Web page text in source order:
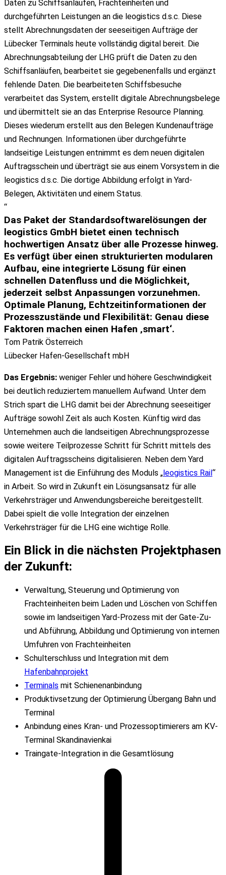
Daten zu Schiffsanläufen, Frachteinheiten und
durchgeführten Leistungen an die leogistics d.s.c. Diese
stellt Abrechnungsdaten der seeseitigen Aufträge der
Lübecker Terminals heute vollständig digital bereit. Die
Abrechnungsabteilung der LHG prüft die Daten zu den
Schiffsanläufen, bearbeitet sie gegebenenfalls und ergänzt
fehlende Daten. Die bearbeiteten Schiffsbesuche
verarbeitet das System, erstellt digitale Abrechnungsbelege
und übermittelt sie an das Enterprise Resource Planning.
Dieses wiederum erstellt aus den Belegen Kundenaufträge
und Rechnungen. Informationen über durchgeführte
landseitige Leistungen entnimmt es dem neuen digitalen
Auftragsschein und überträgt sie aus einem Vorsystem in die
leogistics d.s.c. Die dortige Abbildung erfolgt in Yard-
Belegen, Aktivitäten und einem Status.
“
Das Paket der Standardsoftwarelösungen der
leogistics GmbH bietet einen technisch
hochwertigen Ansatz über alle Prozesse hinweg.
Es verfügt über einen strukturierten modularen
Aufbau, eine integrierte Lösung für einen
schnellen Datenfluss und die Möglichkeit,
jederzeit selbst Anpassungen vorzunehmen.
Optimale Planung, Echtzeitinformationen der
Prozesszustände und Flexibilität: Genau diese
Faktoren machen einen Hafen ‚smart‘.
Tom Patrik Österreich
Lübecker Hafen-Gesellschaft mbH
Das Ergebnis: weniger Fehler und höhere Geschwindigkeit
bei deutlich reduziertem manuellem Aufwand. Unter dem
Strich spart die LHG damit bei der Abrechnung seeseitiger
Aufträge sowohl Zeit als auch Kosten. Künftig wird das
Unternehmen auch die landseitigen Abrechnungsprozesse
sowie weitere Teilprozesse Schritt für Schritt mittels des
digitalen Auftragsscheins digitalisieren. Neben dem Yard
Management ist die Einführung des Moduls „leogistics Rail“
in Arbeit. So wird in Zukunft ein Lösungsansatz für alle
Verkehrsträger und Anwendungsbereiche bereitgestellt.
Dabei spielt die volle Integration der einzelnen
Verkehrsträger für die LHG eine wichtige Rolle.
Ein Blick in die nächsten Projektphasen
der Zukunft:
Verwaltung, Steuerung und Optimierung von
Frachteinheiten beim Laden und Löschen von Schiffen
sowie im landseitigen Yard-Prozess mit der Gate-Zu-
und Abführung, Abbildung und Optimierung von internen
Umfuhren von Frachteinheiten
Schulterschluss und Integration mit dem
Hafenbahnprojekt
Terminals mit Schienenanbindung
Produktivsetzung der Optimierung Übergang Bahn und
Terminal
Anbindung eines Kran- und Prozessoptimierers am KV-
Terminal Skandinavienkai
Traingate-Integration in die Gesamtlösung